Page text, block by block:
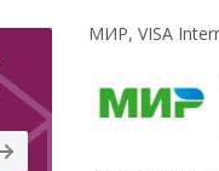
МИР, VISA